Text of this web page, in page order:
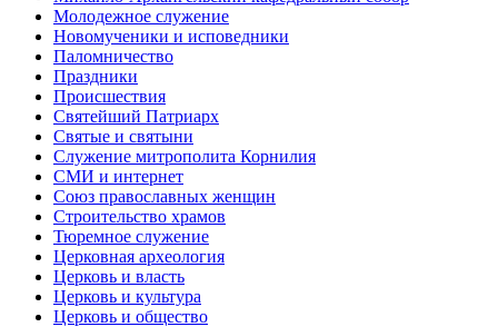
Молодежное служение
Новомученики и исповедники
Паломничество
Праздники
Происшествия
Святейший Патриарх
Святые и святыни
Служение митрополита Корнилия
СМИ и интернет
Союз православных женщин
Строительство храмов
Тюремное служение
Церковная археология
Церковь и власть
Церковь и культура
Церковь и общество